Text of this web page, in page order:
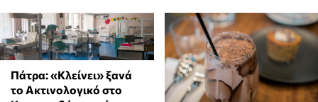
Πάτρα: «Κλείνει» ξανά
το Ακτινολογικό στο